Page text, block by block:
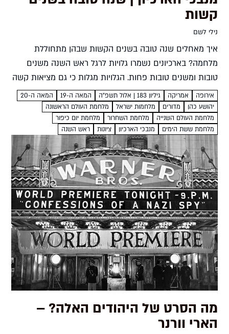
קשות
נילי לשם
איך מאחלים שנה טובה בשנים הקשות שבהן מתחוללת
מלחמה? בארכיונים נשמרו גלויות לרגל ראש השנה משנים
טובות ומשנים טובות פחות. הגלויות מגלות כי גם מציאות קשה
שימשה חומר לתקווה נילי לשם יהושע כהן - ממפקדי...
אירופה אמריקה גיליון 183 | אלול תשפ”ה המאה ה-19
המאה ה-20
יהושע כהן
מדורים מלחמות ישראל
מלחמת העולם הראשונה
מלחמת העולם השנייה
מלחמת השחרור
מלחמת יום כיפור
מלחמת ששת הימים
מנבכי הארכיון ציונות ראש השנה
מה הסרט של היהודים האלה? –
הארי וורנר